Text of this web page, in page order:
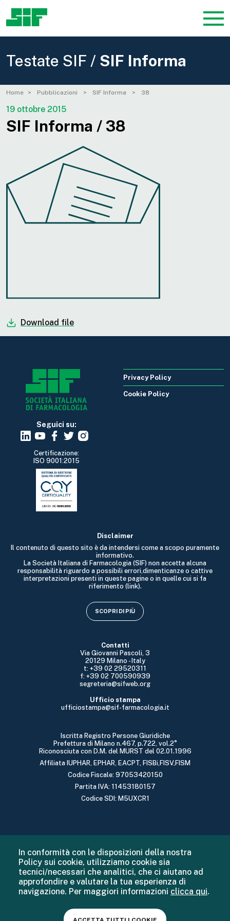
Testate SIF / SIF Informa
Home Pubblicazioni SIF Informa 38
19 ottobre 2015
SIF Informa / 38
Download file
Seguici su:
Certificazione:
ISO 9001:2015
Contatti
Via Giovanni Pascoli, 3
20129 Milano - Italy
t: +39 02 29520311
f: +39 02 700590939
segreteria@sifweb.org
Ufficio stampa
ufficiostampa@sif-farmacologia.it
Iscritta Registro Persone Giuridiche
Prefettura di Milano n.467, p.722, vol.2°
Riconosciuta con D.M. del MURST del 02.01.1996
Affiliata IUPHAR, EPHAR, EACPT, FISBi,FISV,FISM
Codice Fiscale: 97053420150
Partita IVA: 11453180157
Codice SDI: M5UXCR1
Disclaimer
Il contenuto di questo sito è da intendersi come a scopo puramente
informativo.
La Società Italiana di Farmacologia (SIF) non accetta alcuna
responsabilità riguardo a possibili errori,dimenticanze o cattive
interpretazioni presenti in queste pagine o in quelle cui si fa
riferimento (link).
SCOPRI DI PIÙ
Privacy Policy
Cookie Policy
In conformità con le disposizioni della nostra
Policy sui cookie, utilizziamo cookie sia
tecnici/necessari che analitici, che ci aiutano ad
approfondire e valutare la tua esperienza di
navigazione. Per maggiori informazioni clicca qui.